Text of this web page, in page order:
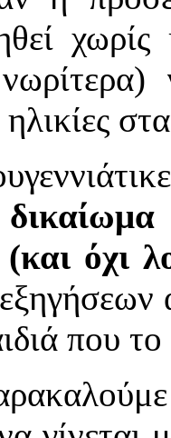
όχι
που το